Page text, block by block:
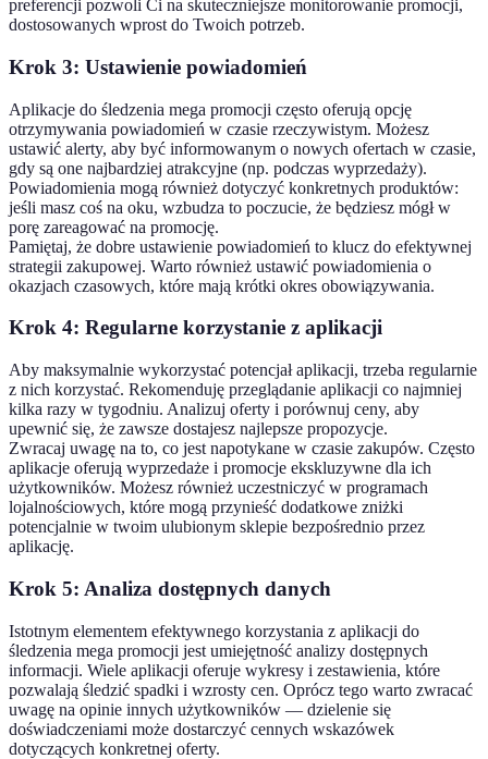
preferencji pozwoli Ci na skuteczniejsze monitorowanie promocji,
dostosowanych wprost do Twoich potrzeb.
Krok 3: Ustawienie powiadomień
Aplikacje do śledzenia mega promocji często oferują opcję
otrzymywania powiadomień w czasie rzeczywistym. Możesz
ustawić alerty, aby być informowanym o nowych ofertach w czasie,
gdy są one najbardziej atrakcyjne (np. podczas wyprzedaży).
Powiadomienia mogą również dotyczyć konkretnych produktów:
jeśli masz coś na oku, wzbudza to poczucie, że będziesz mógł w
porę zareagować na promocję.
Pamiętaj, że dobre ustawienie powiadomień to klucz do efektywnej
strategii zakupowej. Warto również ustawić powiadomienia o
okazjach czasowych, które mają krótki okres obowiązywania.
Krok 4: Regularne korzystanie z aplikacji
Aby maksymalnie wykorzystać potencjał aplikacji, trzeba regularnie
z nich korzystać. Rekomenduję przeglądanie aplikacji co najmniej
kilka razy w tygodniu. Analizuj oferty i porównuj ceny, aby
upewnić się, że zawsze dostajesz najlepsze propozycje.
Zwracaj uwagę na to, co jest napotykane w czasie zakupów. Często
aplikacje oferują wyprzedaże i promocje ekskluzywne dla ich
użytkowników. Możesz również uczestniczyć w programach
lojalnościowych, które mogą przynieść dodatkowe zniżki
potencjalnie w twoim ulubionym sklepie bezpośrednio przez
aplikację.
Krok 5: Analiza dostępnych danych
Istotnym elementem efektywnego korzystania z aplikacji do
śledzenia mega promocji jest umiejętność analizy dostępnych
informacji. Wiele aplikacji oferuje wykresy i zestawienia, które
pozwalają śledzić spadki i wzrosty cen. Oprócz tego warto zwracać
uwagę na opinie innych użytkowników — dzielenie się
doświadczeniami może dostarczyć cennych wskazówek
dotyczących konkretnej oferty.